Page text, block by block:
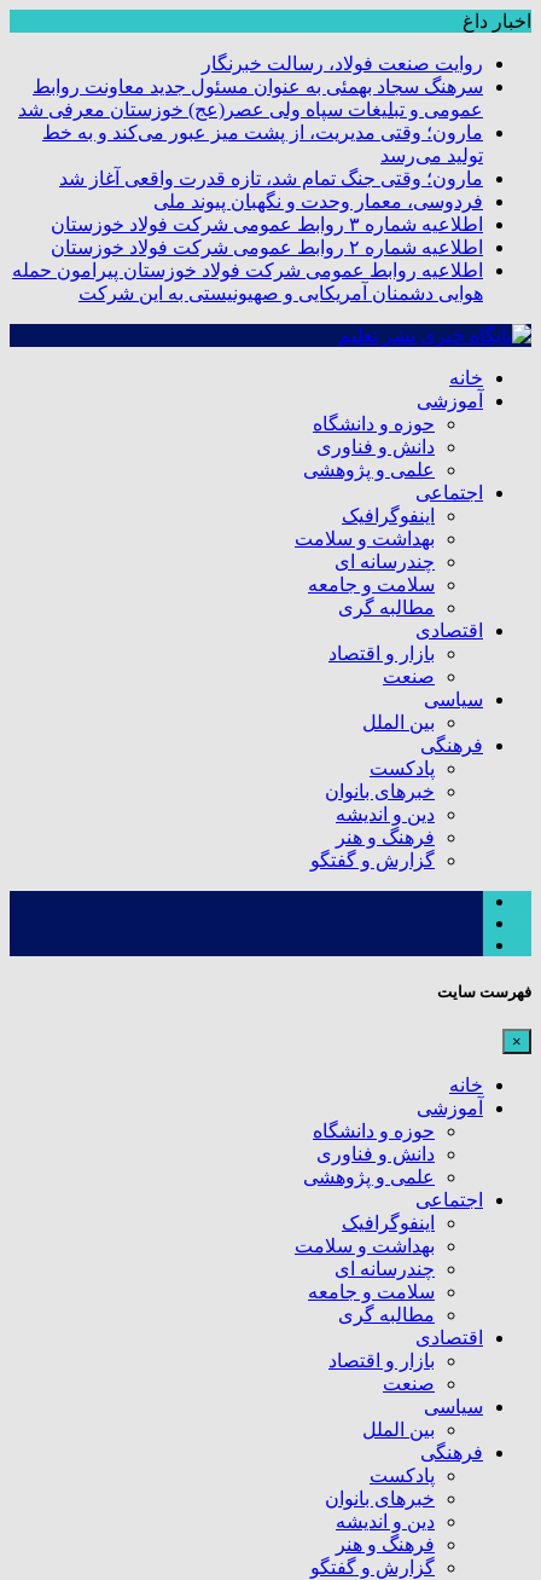
اخبار داغ
روایت صنعت فولاد،‌ رسالت خبرنگار
سرهنگ سجاد بهمئی به عنوان مسئول جدید معاونت روابط
عمومی و تبلیغات سپاه ولی عصر(عج) خوزستان معرفی شد
مارون؛ وقتی مدیریت، از پشت میز عبور می‌کند و به خط
تولید می‌رسد
مارون؛ وقتی جنگ تمام شد، تازه قدرت واقعی آغاز شد
فردوسی، معمار وحدت و نگهبان پیوند ملی
اطلاعیه شماره ۳ روابط عمومی شرکت فولاد خوزستان
اطلاعیه شماره ۲ روابط عمومی شرکت فولاد خوزستان
اطلاعیه روابط عمومی شرکت فولاد خوزستان پیرامون حمله
هوایی دشمنان آمریکایی و صهیونیستی به این شرکت
خانه
آموزشی
حوزه و دانشگاه
دانش و فناوری
علمی و پژوهشی
اجتماعی
اینفوگرافیک
بهداشت و سلامت
چندرسانه ای
سلامت و جامعه
مطالبه گری
اقتصادی
بازار و اقتصاد
صنعت
سیاسی
بین الملل
فرهنگی
پادکست
خبرهای بانوان
دین و اندیشه
فرهنگ و هنر
گزارش و گفتگو
فهرست سایت
×
خانه
آموزشی
حوزه و دانشگاه
دانش و فناوری
علمی و پژوهشی
اجتماعی
اینفوگرافیک
بهداشت و سلامت
چندرسانه ای
سلامت و جامعه
مطالبه گری
اقتصادی
بازار و اقتصاد
صنعت
سیاسی
بین الملل
فرهنگی
پادکست
خبرهای بانوان
دین و اندیشه
فرهنگ و هنر
گزارش و گفتگو